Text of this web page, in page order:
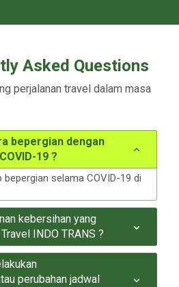
Asked Questions
perjalanan travel dalam masa
bepergian dengan
19 ?
bepergian selama COVID-19 di
kebersihan yang
INDO TRANS ?
perubahan jadwal